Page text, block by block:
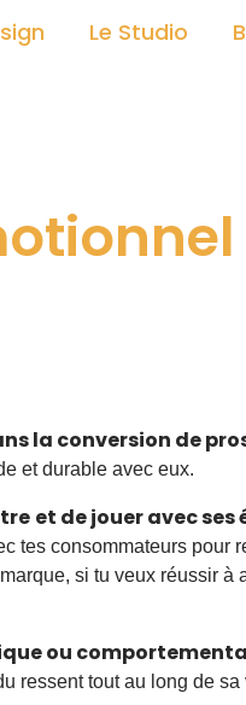
Le Studio
la conversion de
et durable avec eux.
et de jouer avec
tes consommateurs pour
si tu veux réussir à
ou
ressent tout au long de sa